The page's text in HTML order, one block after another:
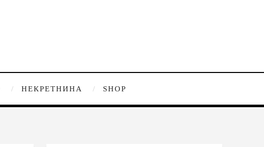
НЕКРЕТНИНА SHOP